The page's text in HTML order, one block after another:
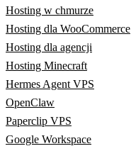
Hosting w chmurze
Hosting dla WooCommerce
Hosting dla agencji
Hosting Minecraft
Hermes Agent VPS
OpenClaw
Paperclip VPS
Google Workspace